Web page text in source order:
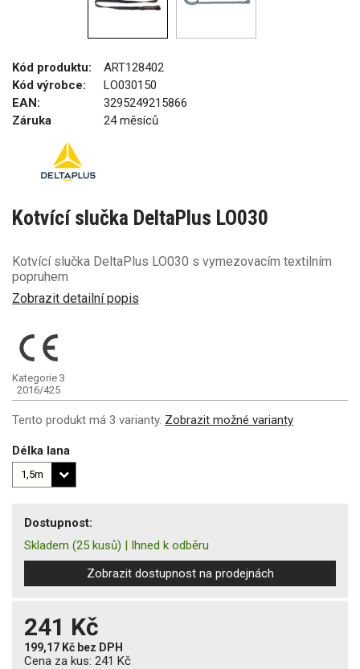
Kód produktu:
ART128402
Kód výrobce:
LO030150
EAN:
3295249215866
Záruka
24 měsíců
Kotvící slučka DeltaPlus LO030
Kotvící slučka DeltaPlus LO030 s vymezovacím textilním
popruhem
Zobrazit detailní popis
Kategorie 3
2016/425
Tento produkt má 3 varianty. Zobrazit možné varianty
Délka lana
Dostupnost:
Skladem (25 kusů) | Ihned k odběru
Zobrazit dostupnost na prodejnách
241 Kč
199,17 Kč bez DPH
Cena za kus: 241 Kč